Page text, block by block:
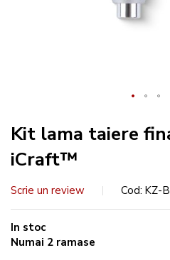
Kit lama taiere
iCraft™
Scrie un review Cod KZ-
In stoc
Numai 2 ramase